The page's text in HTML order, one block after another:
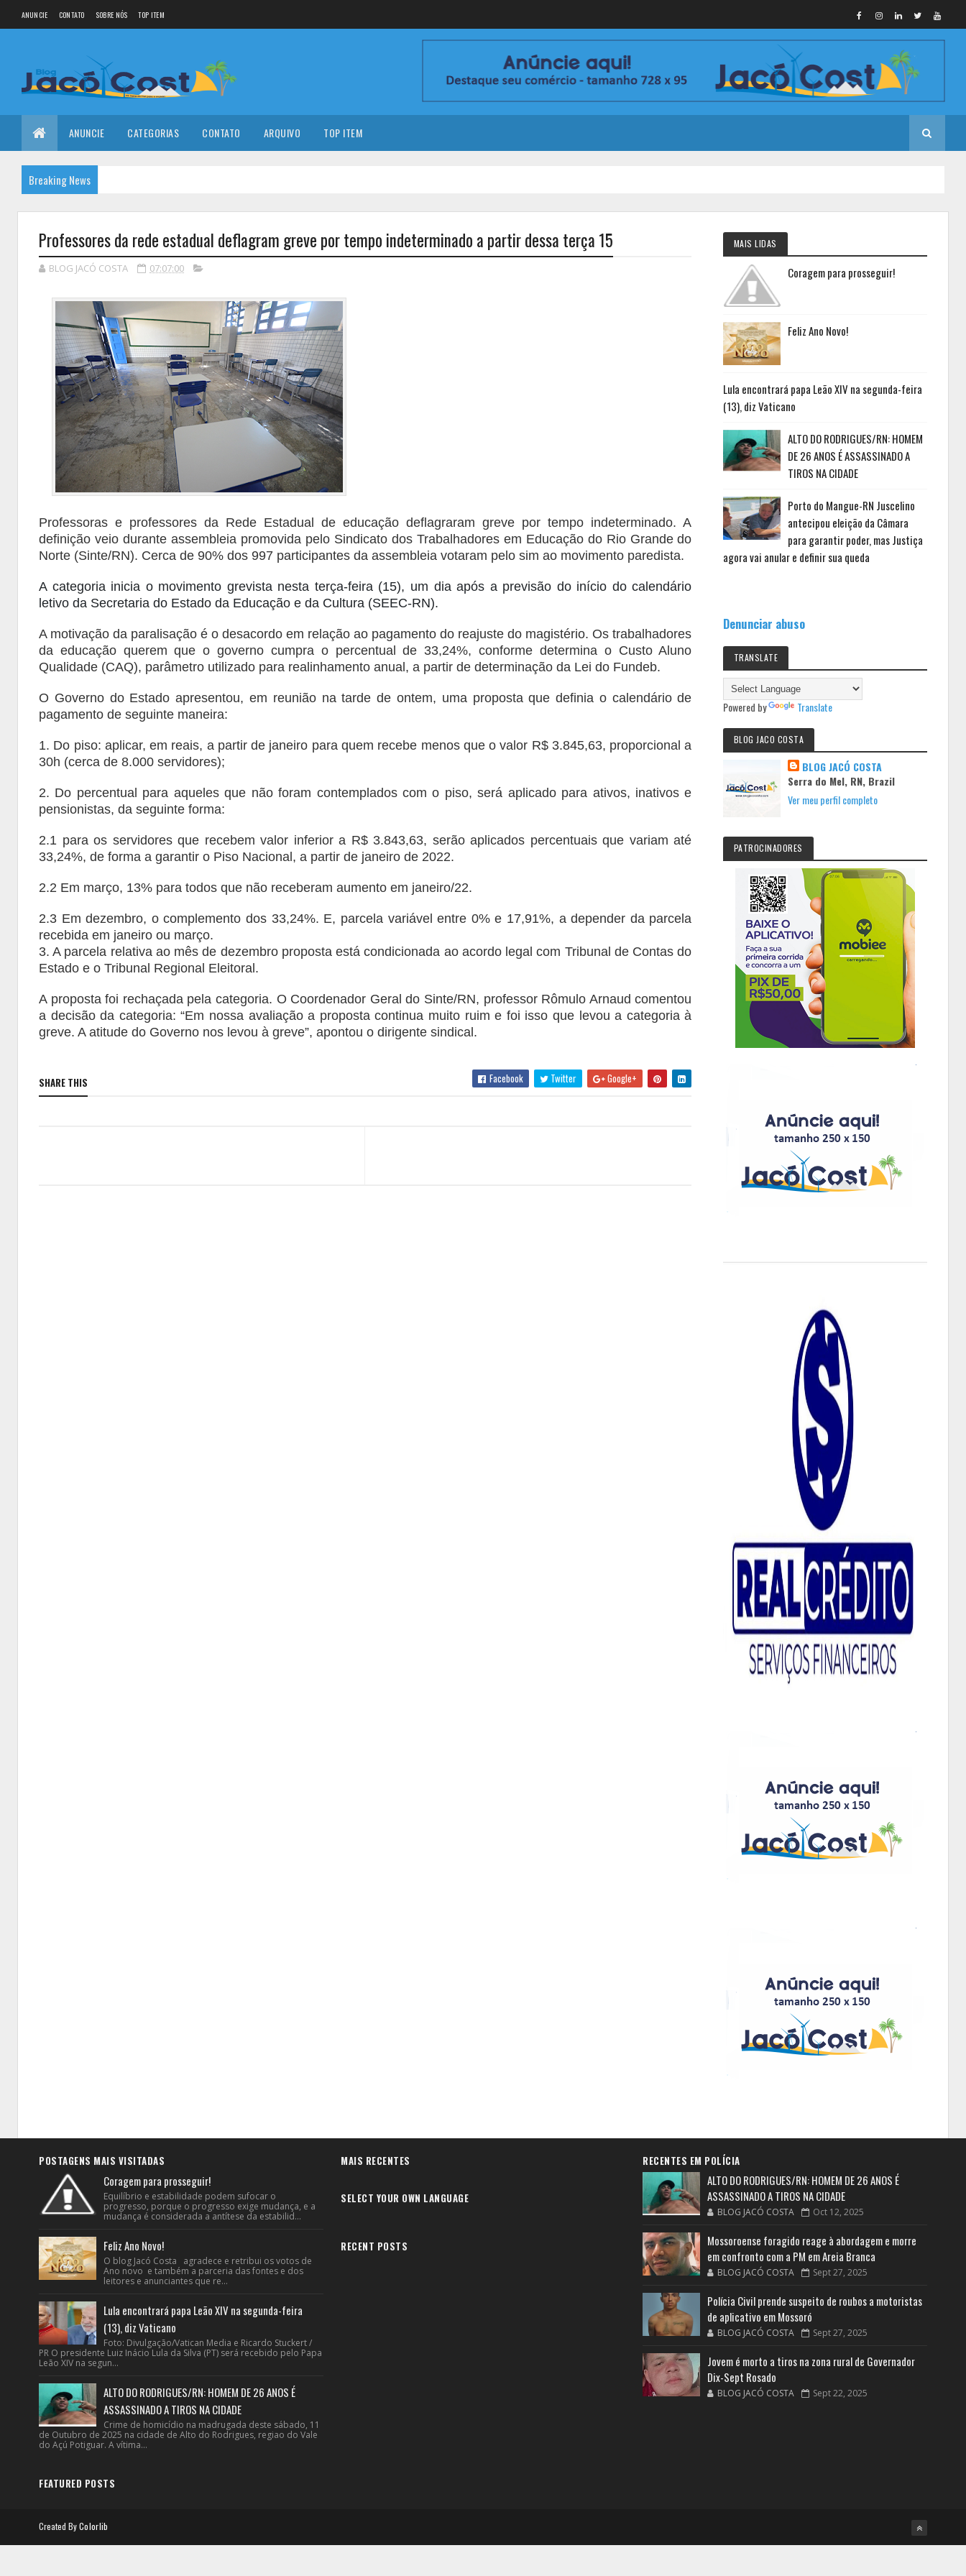
ANUNCIE CONTATO SOBRE NÓS TOP ITEM
ANUNCIE CATEGORIAS CONTATO ARQUIVO TOP ITEM
Breaking News
Professores da rede estadual deflagram greve por tempo indeterminado a partir dessa terça 15
BLOG JACÓ COSTA 07:07:00
Professoras e professores da Rede Estadual de educação deflagraram greve por tempo indeterminado. A
definição veio durante assembleia promovida pelo Sindicato dos Trabalhadores em Educação do Rio Grande do
Norte (Sinte/RN). Cerca de 90% dos 997 participantes da assembleia votaram pelo sim ao movimento paredista.
A categoria inicia o movimento grevista nesta terça-feira (15), um dia após a previsão do início do calendário
letivo da Secretaria do Estado da Educação e da Cultura (SEEC-RN).
A motivação da paralisação é o desacordo em relação ao pagamento do reajuste do magistério. Os trabalhadores
da educação querem que o governo cumpra o percentual de 33,24%, conforme determina o Custo Aluno
Qualidade (CAQ), parâmetro utilizado para realinhamento anual, a partir de determinação da Lei do Fundeb.
O Governo do Estado apresentou, em reunião na tarde de ontem, uma proposta que definia o calendário de
pagamento de seguinte maneira:
1. Do piso: aplicar, em reais, a partir de janeiro para quem recebe menos que o valor R$ 3.845,63, proporcional a
30h (cerca de 8.000 servidores);
2. Do percentual para aqueles que não foram contemplados com o piso, será aplicado para ativos, inativos e
pensionistas, da seguinte forma:
2.1 para os servidores que recebem valor inferior a R$ 3.843,63, serão aplicados percentuais que variam até
33,24%, de forma a garantir o Piso Nacional, a partir de janeiro de 2022.
2.2 Em março, 13% para todos que não receberam aumento em janeiro/22.
2.3 Em dezembro, o complemento dos 33,24%. E, parcela variável entre 0% e 17,91%, a depender da parcela
recebida em janeiro ou março.
3. A parcela relativa ao mês de dezembro proposta está condicionada ao acordo legal com Tribunal de Contas do
Estado e o Tribunal Regional Eleitoral.
A proposta foi rechaçada pela categoria. O Coordenador Geral do Sinte/RN, professor Rômulo Arnaud comentou
a decisão da categoria: “Em nossa avaliação a proposta continua muito ruim e foi isso que levou a categoria à
greve. A atitude do Governo nos levou à greve”, apontou o dirigente sindical.
SHARE THIS Facebook Twitter Google+
MAIS LIDAS
Coragem para prosseguir!
Feliz Ano Novo!
Lula encontrará papa Leão XIV na segunda-feira
(13), diz Vaticano
ALTO DO RODRIGUES/RN: HOMEM
DE 26 ANOS É ASSASSINADO A
TIROS NA CIDADE
Porto do Mangue-RN Juscelino
antecipou eleição da Câmara
para garantir poder, mas Justiça
agora vai anular e definir sua queda
Denunciar abuso
TRANSLATE
Powered by Translate
BLOG JACO COSTA
BLOG JACÓ COSTA
Serra do Mel, RN, Brazil
Ver meu perfil completo
PATROCINADORES
POSTAGENS MAIS VISITADAS
Coragem para prosseguir!
Equilíbrio e estabilidade podem sufocar o
progresso, porque o progresso exige mudança, e a
mudança é considerada a antítese da estabilid...
Feliz Ano Novo!
O blog Jacó Costa agradece e retribui os votos de
Ano novo e também a parceria das fontes e dos
leitores e anunciantes que re...
Lula encontrará papa Leão XIV na segunda-feira
(13), diz Vaticano
Foto: Divulgação/Vatican Media e Ricardo Stuckert /
PR O presidente Luiz Inácio Lula da Silva (PT) será recebido pelo Papa
Leão XIV na segun...
ALTO DO RODRIGUES/RN: HOMEM DE 26 ANOS É
ASSASSINADO A TIROS NA CIDADE
Crime de homicídio na madrugada deste sábado, 11
de Outubro de 2025 na cidade de Alto do Rodrigues, regiao do Vale
do Açú Potiguar. A vítima...
FEATURED POSTS
MAIS RECENTES
SELECT YOUR OWN LANGUAGE
RECENT POSTS
RECENTES EM POLÍCIA
ALTO DO RODRIGUES/RN: HOMEM DE 26 ANOS É
ASSASSINADO A TIROS NA CIDADE
BLOG JACÓ COSTA Oct 12, 2025
Mossoroense foragido reage à abordagem e morre
em confronto com a PM em Areia Branca
BLOG JACÓ COSTA Sept 27, 2025
Polícia Civil prende suspeito de roubos a motoristas
de aplicativo em Mossoró
BLOG JACÓ COSTA Sept 27, 2025
Jovem é morto a tiros na zona rural de Governador
Dix-Sept Rosado
BLOG JACÓ COSTA Sept 22, 2025
Created ByColorlib